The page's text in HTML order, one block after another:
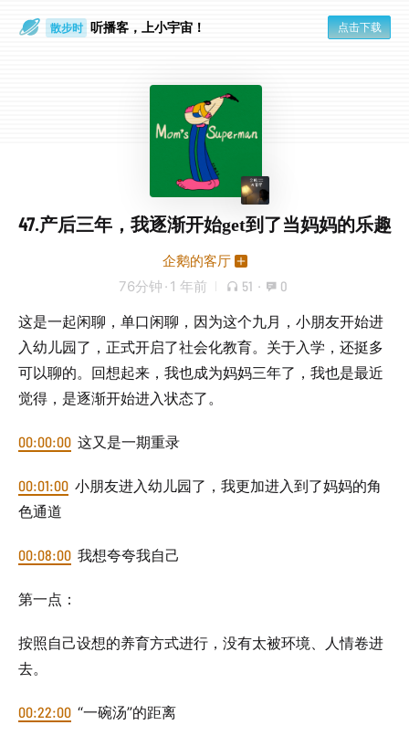
散步时 听播客，上小宇宙！ 点击下载
47.产后三年，我逐渐开始get到了当妈妈的乐趣
企鹅的客厅
76分钟 · 1 年前 51 · 0
这是一起闲聊，单口闲聊，因为这个九月，小朋友开始进
入幼儿园了，正式开启了社会化教育。关于入学，还挺多
可以聊的。回想起来，我也成为妈妈三年了，我也是最近
觉得，是逐渐开始进入状态了。
00:00:00 这又是一期重录
00:01:00 小朋友进入幼儿园了，我更加进入到了妈妈的角
色通道
00:08:00 我想夸夸我自己
第一点：
按照自己设想的养育方式进行，没有太被环境、人情卷进
去。
00:22:00 “一碗汤”的距离